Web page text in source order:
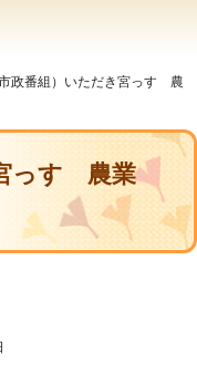
政番組）いただき宮っす 農
っす 農業